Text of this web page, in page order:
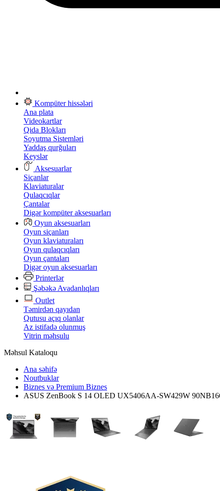
Kompüter hissələri
Ana plata
Videokartlar
Qida Blokları
Soyutma Sistemləri
Yaddaş qurğuları
Keyslər
Aksesuarlar
Siçanlar
Klaviaturalar
Qulaqcıqlar
Çantalar
Digər kompüter aksesuarları
Oyun aksesuarları
Oyun siçanları
Oyun klaviaturaları
Oyun qulaqcıqları
Oyun çantaları
Digər oyun aksesuarları
Printerlər
Şəbəkə Avadanlıqları
Outlet
Təmirdən qayıdan
Qutusu açıq olanlar
Az istifadə olunmuş
Vitrin məhsulu
Məhsul Kataloqu
Ana səhifə
Noutbuklar
Biznes və Premium Biznes
ASUS ZenBook S 14 OLED UX5406AA-SW429W